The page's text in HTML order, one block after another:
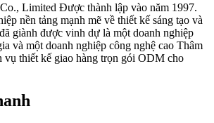
Limited Được thành lập vào năm 1997.
nền tảng mạnh mẽ về thiết kế sáng tạo và
giành được vinh dự là một doanh nghiệp
và một doanh nghiệp công nghệ cao Thâm
vụ thiết kế giao hàng trọn gói ODM cho